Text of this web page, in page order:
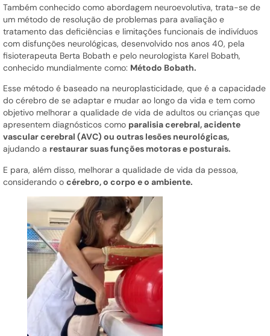
Também conhecido como abordagem neuroevolutiva, trata-se de
um método de resolução de problemas para avaliação e
tratamento das deficiências e limitações funcionais de indivíduos
com disfunções neurológicas, desenvolvido nos anos 40, pela
fisioterapeuta Berta Bobath e pelo neurologista Karel Bobath,
conhecido mundialmente como: Método Bobath.
Esse método é baseado na neuroplasticidade, que é a capacidade
do cérebro de se adaptar e mudar ao longo da vida e tem como
objetivo melhorar a qualidade de vida de adultos ou crianças que
apresentem diagnósticos como paralisia cerebral, acidente
vascular cerebral (AVC) ou outras lesões neurológicas,
ajudando a restaurar suas funções motoras e posturais.
E para, além disso, melhorar a qualidade de vida da pessoa,
considerando o cérebro, o corpo e o ambiente.